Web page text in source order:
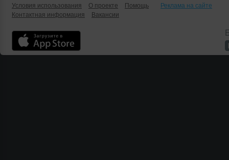
Условия использования
О проекте Помощь
Реклама на сайте
Контактная информация
Вакансии